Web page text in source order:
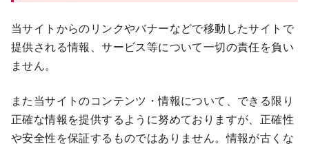
当サイトからのリンクやバナーなどで移動したサイトで
提供される情報、サービス等について一切の責任を負い
ません。
また当サイトのコンテンツ・情報について、できる限り
正確な情報を提供するように努めておりますが、正確性
や安全性を保証するものではありません。情報が古くな